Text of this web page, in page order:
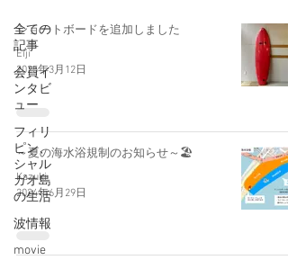
全ての
記事
会員イ
ンタビ
ュー
フィリ
ピン、
シャル
ガオ島
の生活
波情報
movie
ショートボードを追加しました
Eiji
2025年3月12日
～夏の海水浴規制のお知らせ～🏖
Kazuki
2024年6月29日